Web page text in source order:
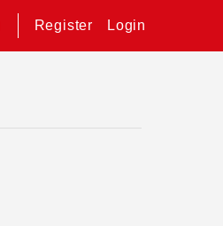
Register Login